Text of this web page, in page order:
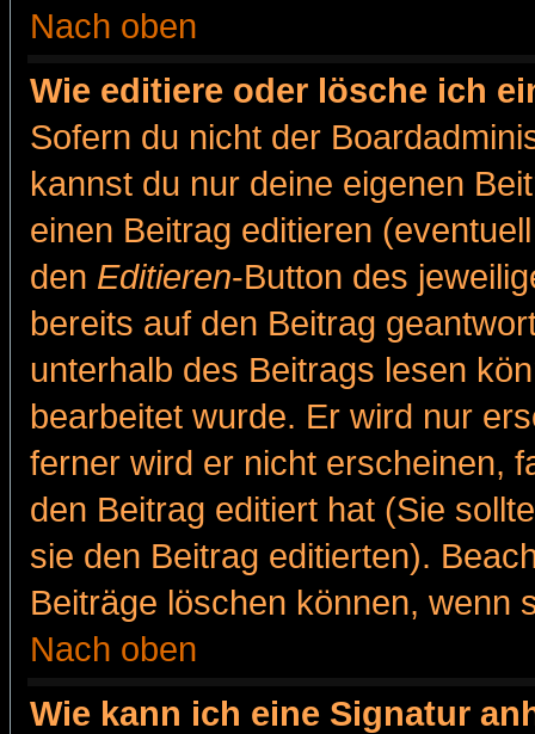
Nach oben
Wie editiere oder lösche ich
Sofern du nicht der
kannst du nur deine eigenen
einen Beitrag editieren
den Editieren-Button des
bereits auf den Beitrag
unterhalb des Beitrags lesen
bearbeitet wurde. Er wird nur
ferner wird er nicht erscheinen,
den Beitrag editiert hat (Sie
sie den Beitrag editierten).
Beiträge löschen können, wenn
Nach oben
Wie kann ich eine Signatur